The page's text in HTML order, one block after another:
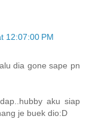
12:07:00 PM
dia gone sape pn
aku siap
je buek dio:D